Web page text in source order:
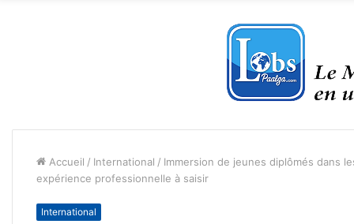
Accueil / International / Immersion de jeunes diplômés dans
expérience professionnelle à saisir
International